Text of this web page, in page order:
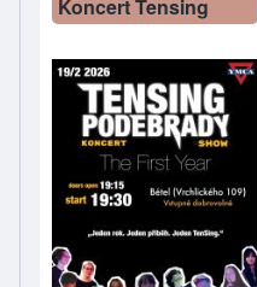
Koncert Tensing